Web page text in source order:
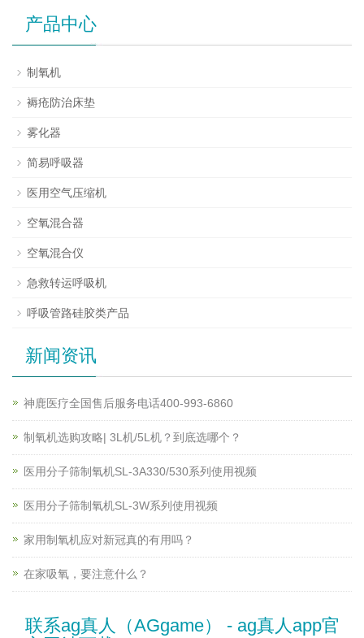
产品中心
制氧机
褥疮防治床垫
雾化器
简易呼吸器
医用空气压缩机
空氧混合器
空氧混合仪
急救转运呼吸机
呼吸管路硅胶类产品
新闻资讯
神鹿医疗全国售后服务电话400-993-6860
制氧机选购攻略| 3L机/5L机？到底选哪个？
医用分子筛制氧机SL-3A330/530系列使用视频
医用分子筛制氧机SL-3W系列使用视频
家用制氧机应对新冠真的有用吗？
在家吸氧，要注意什么？
联系ag真人（AGgame） - ag真人app官